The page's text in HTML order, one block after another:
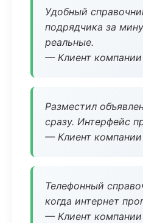
Удобный
подрядчика за
реальные.
— Клиент компании
Разместил
сразу. Интерфейс
— Клиент компании
Телефонный
когда интернет
— Клиент компании